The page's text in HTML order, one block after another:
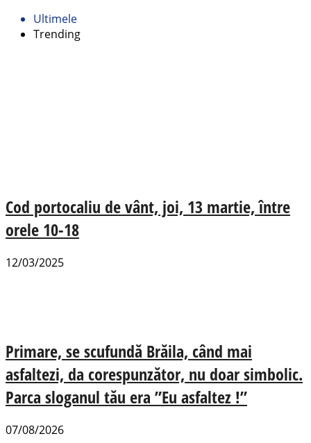
Ultimele
Trending
Cod portocaliu de vânt, joi, 13 martie, între
orele 10-18
12/03/2025
Primare, se scufundă Brăila, când mai
asfaltezi, da corespunzător, nu doar simbolic.
Parca sloganul tău era ”Eu asfaltez !”
07/08/2026